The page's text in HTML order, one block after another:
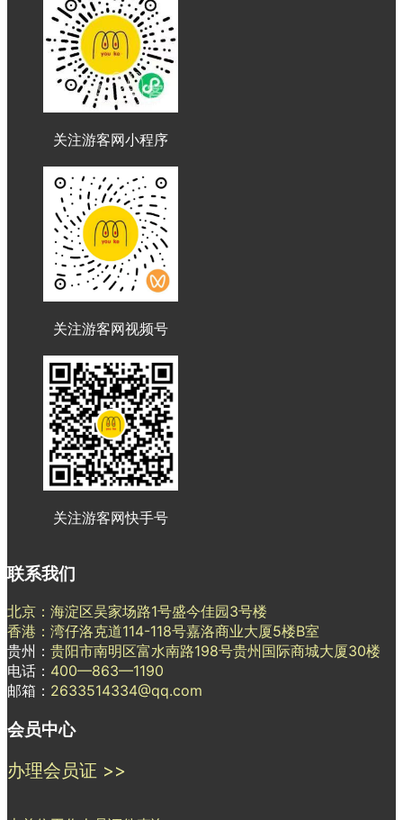
关注游客网小程序
关注游客网视频号
关注游客网快手号
联系我们
北京：海淀区吴家场路1号盛今佳园3号楼
香港：湾仔洛克道114-118号嘉洛商业大厦5楼B室
贵州： 贵阳市南明区富水南路198号贵州国际商城大厦30楼
电话： 400—863—1190
邮箱： 2633514334@qq.com
会员中心
办理会员证 >>